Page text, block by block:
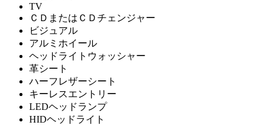
TV
ＣＤまたはＣＤチェンジャー
ビジュアル
アルミホイール
ヘッドライトウォッシャー
革シート
ハーフレザーシート
キーレスエントリー
LEDヘッドランプ
HIDヘッドライト